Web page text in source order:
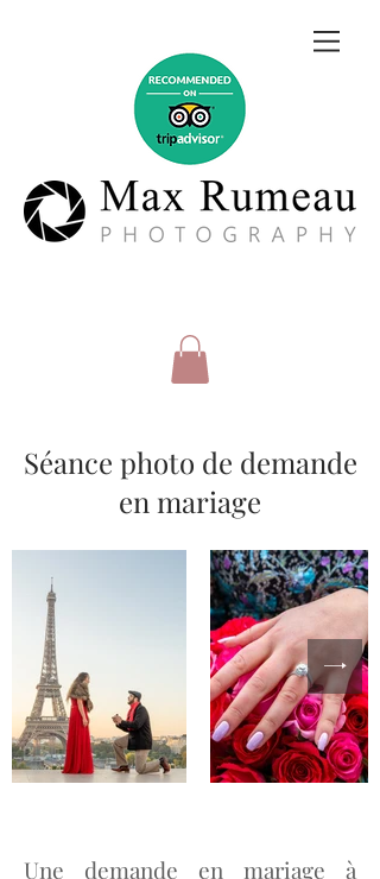
Séance photo de demande
en mariage
Une demande en mariage à